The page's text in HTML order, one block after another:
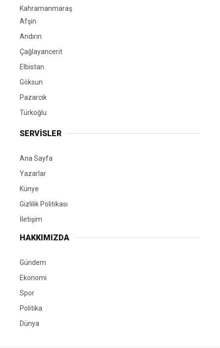
Kahramanmaraş
Afşin
Andırın
Çağlayancerit
Elbistan
Göksun
Pazarcık
Türkoğlu
SERVİSLER
Ana Sayfa
Yazarlar
Künye
Gizlilik Politikası
İletişim
HAKKIMIZDA
Gündem
Ekonomi
Spor
Politika
Dünya